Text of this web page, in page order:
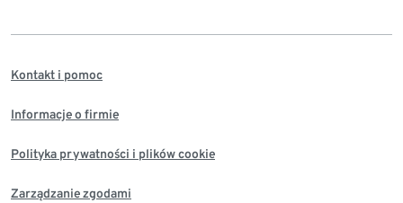
Kontakt i pomoc
Informacje o firmie
Polityka prywatności i plików cookie
Zarządzanie zgodami